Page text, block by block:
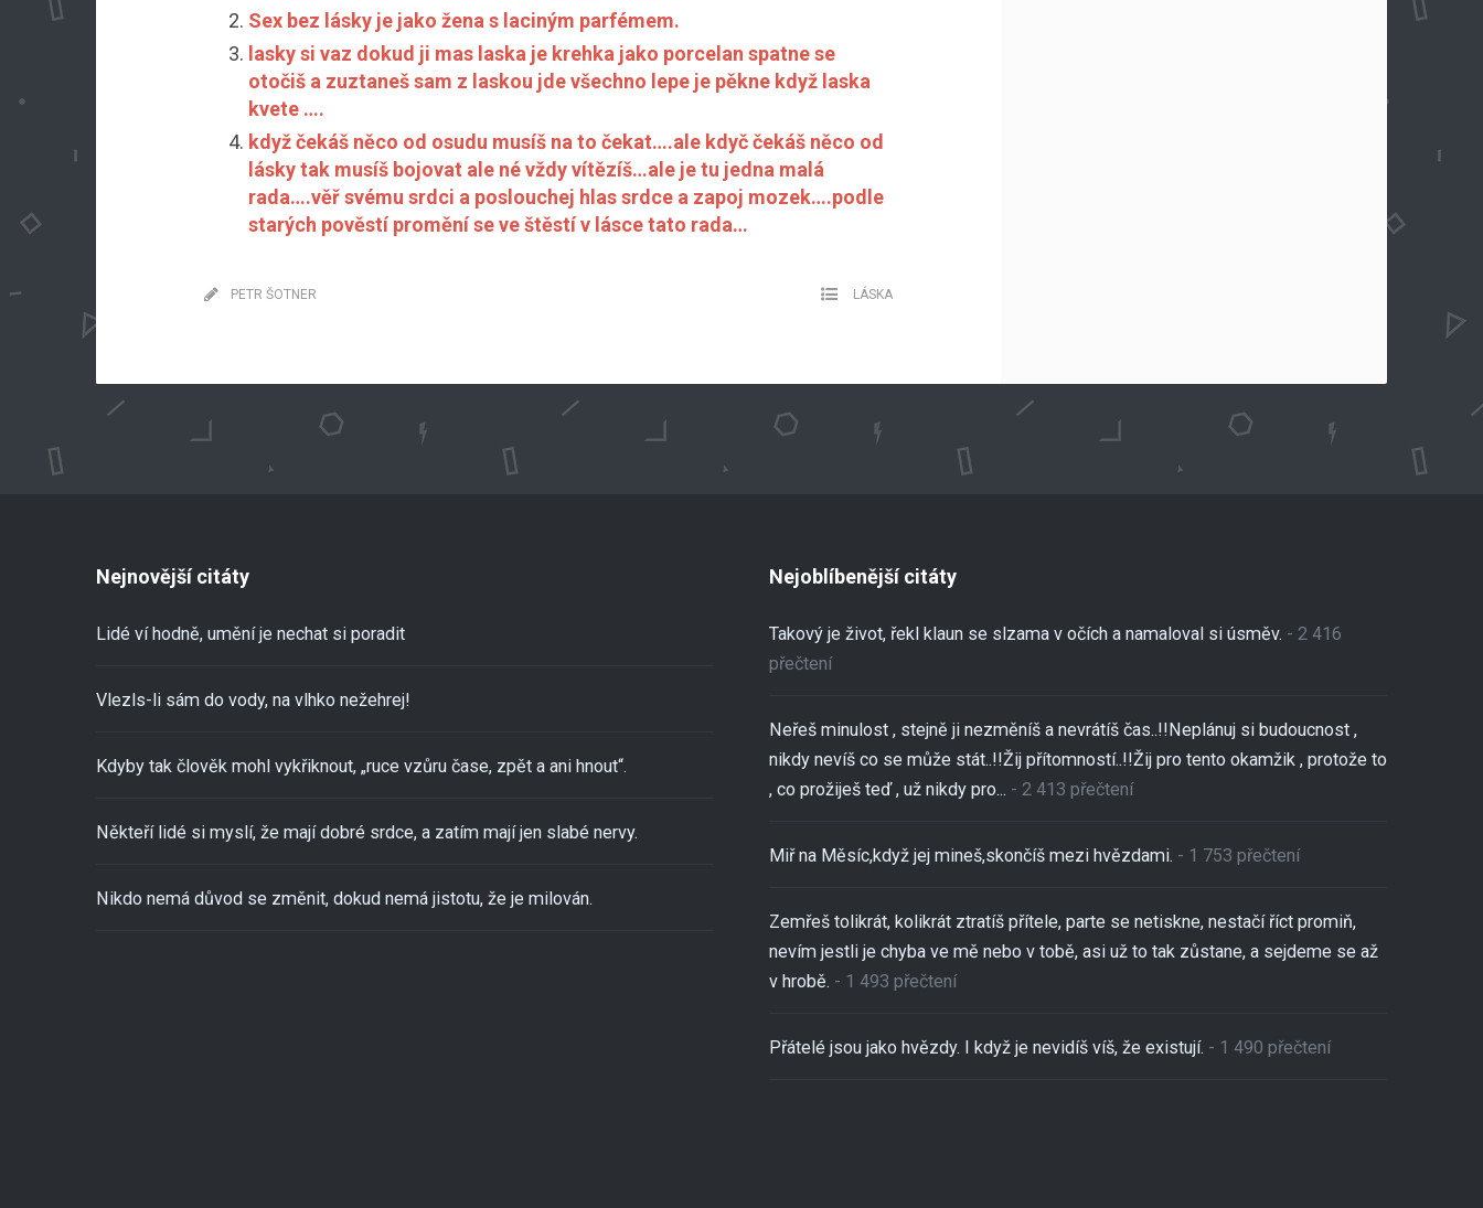
Sex bez lásky je jako žena s laciným parfémem.
lasky si vaz dokud ji mas laska je krehka jako porcelan spatne se
otočiš a zuztaneš sam z laskou jde všechno lepe je pěkne když laska
kvete ….
když čekáš něco od osudu musíš na to čekat….ale kdyč čekáš něco od
lásky tak musíš bojovat ale né vždy vítězíš…ale je tu jedna malá
rada….věř svému srdci a poslouchej hlas srdce a zapoj mozek….podle
starých pověstí promění se ve štěstí v lásce tato rada…
PETR ŠOTNER LÁSKA
Nejnovější citáty
Lidé ví hodně, umění je nechat si poradit
Vlezls-li sám do vody, na vlhko nežehrej!
Kdyby tak člověk mohl vykřiknout, „ruce vzůru čase, zpět a ani hnout“.
Někteří lidé si myslí, že mají dobré srdce, a zatím mají jen slabé nervy.
Nikdo nemá důvod se změnit, dokud nemá jistotu, že je milován.
Nejoblíbenější citáty
Takový je život, řekl klaun se slzama v očích a namaloval si úsměv. - 2 416
přečtení
Neřeš minulost , stejně ji nezměníš a nevrátíš čas..!!Neplánuj si budoucnost ,
nikdy nevíš co se může stát..!!Žij přítomností..!!Žij pro tento okamžik , protože to
, co prožiješ teď , už nikdy pro... - 2 413 přečtení
Miř na Měsíc,když jej mineš,skončíš mezi hvězdami. - 1 753 přečtení
Zemřeš tolikrát, kolikrát ztratíš přítele, parte se netiskne, nestačí říct promiň,
nevím jestli je chyba ve mě nebo v tobě, asi už to tak zůstane, a sejdeme se až
v hrobě. - 1 493 přečtení
Přátelé jsou jako hvězdy. I když je nevidíš víš, že existují. - 1 490 přečtení